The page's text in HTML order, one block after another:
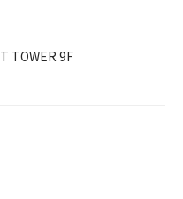
TOWER 9F